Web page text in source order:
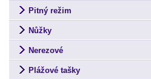
Pitný režim
Nůžky
Nerezové
Plážové tašky